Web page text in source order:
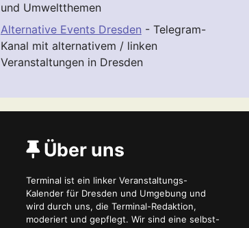
und Umweltthemen
Alternative Events Dresden - Telegram-
Kanal mit alternativem / linken
Veranstaltungen in Dresden
Über uns
Terminal ist ein linker Veranstaltungs-
Kalender für Dresden und Umgebung und
wird durch uns, die Terminal-Redaktion,
moderiert und gepflegt. Wir sind eine selbst-